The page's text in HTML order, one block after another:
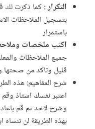
التكرار:كما ذكرت لك
بتسجيل الملاحظات
باستمرار
اكتب ملخصات
جميع الملاحظات
قليل وتاكد من
شرح المفاهيم: هذه
اعتبر نفسك استاذ وقم
وشرح لاحد ثم قم
بهذه الطريقة لن تنساه